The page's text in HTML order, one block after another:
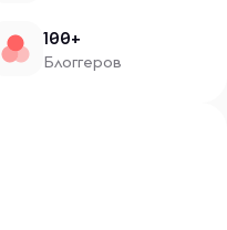
100+
Блоггеров